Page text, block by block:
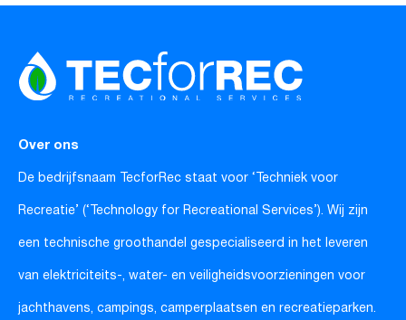
Over ons
De bedrijfsnaam TecforRec staat voor ‘Techniek voor
Recreatie’ (‘Technology for Recreational Services’). Wij zijn
een technische groothandel gespecialiseerd in het leveren
van elektriciteits-, water- en veiligheidsvoorzieningen voor
jachthavens, campings, camperplaatsen en recreatieparken.